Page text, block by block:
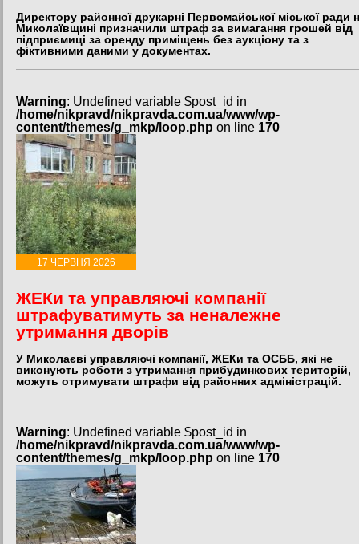
Директору районної друкарні Первомайської міської ради
Миколаївщині призначили штраф за вимагання грошей від
підприємиці за оренду приміщень без аукціону та з
фіктивними даними у документах.
Warning: Undefined variable $post_id in
/home/nikpravd/nikpravda.com.ua/www/wp-
content/themes/g_mkp/loop.php on line 170
17 ЧЕРВНЯ 2026
ЖЕКи та управляючі компанії
штрафуватимуть за неналежне
утримання дворів
У Миколаєві управляючі компанії, ЖЕКи та ОСББ, які не
виконують роботи з утримання прибудинкових територій,
можуть отримувати штрафи від районних адміністрацій.
Warning: Undefined variable $post_id in
/home/nikpravd/nikpravda.com.ua/www/wp-
content/themes/g_mkp/loop.php on line 170